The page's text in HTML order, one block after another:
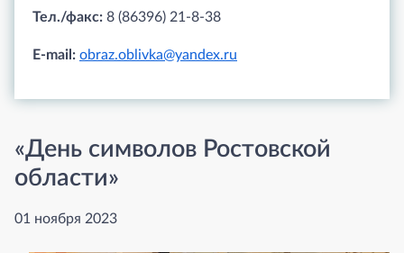
Тел./факс: 8 (86396) 21-8-38
E-mail: obraz.oblivka@yandex.ru
«День символов Ростовской
области»
01 ноября 2023